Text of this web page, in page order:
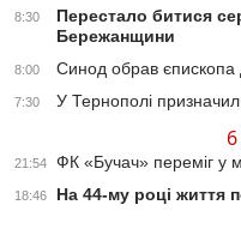
8:30
Перестало битися
Бережанщини
8:00 Синод обрав єпископа
7:30 У Тернополі
21:54 ФК «Бучач» переміг у
18:46 На 44-му році життя